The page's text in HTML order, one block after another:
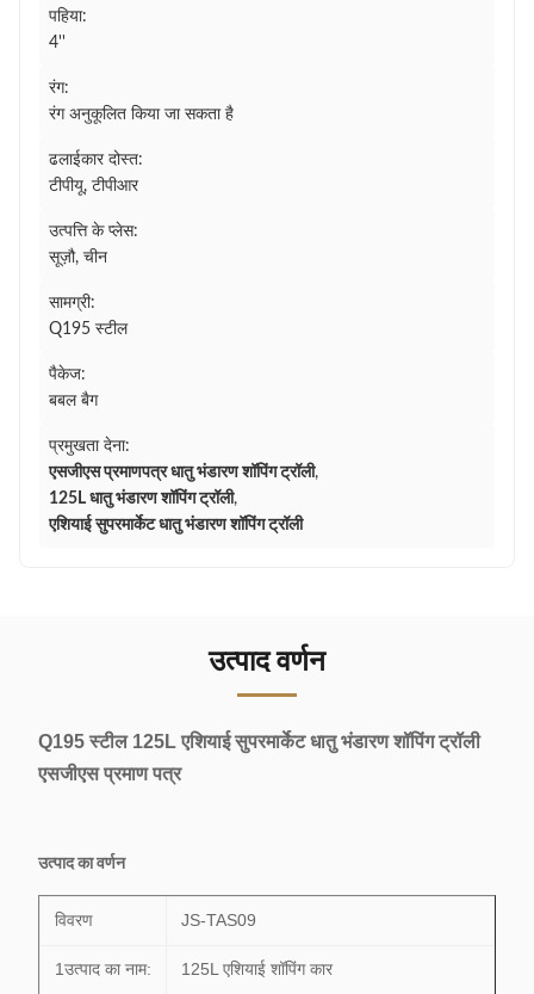
पहिया:
4''
रंग:
रंग अनुकूलित किया जा सकता है
ढलाईकार दोस्त:
टीपीयू, टीपीआर
उत्पत्ति के प्लेस:
सूज़ौ, चीन
सामग्री:
Q195 स्टील
पैकेज:
बबल बैग
प्रमुखता देना:
एसजीएस प्रमाणपत्र धातु भंडारण शॉपिंग ट्रॉली,
125L धातु भंडारण शॉपिंग ट्रॉली,
एशियाई सुपरमार्केट धातु भंडारण शॉपिंग ट्रॉली
उत्पाद वर्णन
Q195 स्टील 125L एशियाई सुपरमार्केट धातु भंडारण शॉपिंग ट्रॉली
एसजीएस प्रमाण पत्र
उत्पाद का वर्णन
विवरण JS-TAS09
1उत्पाद का नाम: 125L एशियाई शॉपिंग कार